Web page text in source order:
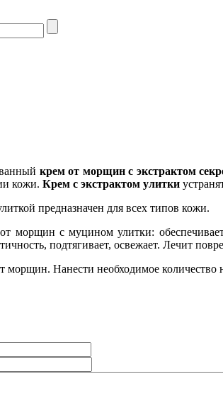
крем от морщин с экстрактом
кожи. Крем с экстрактом улитки
предназначен для всех типов кожи.
морщин с муцином улитки:
подтягивает, освежает. Лечит
морщин. Нанести необходимое количество